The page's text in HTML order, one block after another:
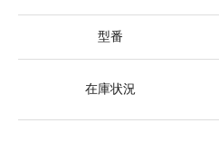
型番
在庫状況